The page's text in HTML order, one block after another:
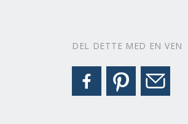
DEL DETTE MED EN VEN